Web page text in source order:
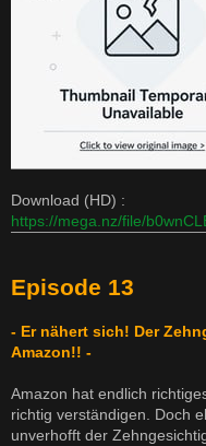
Download (HD) :
https://mega.nz/file/
Episode 13
- Er nähert sich! Der
Amazon!! -
Amazon hat endlich
richtig verständigen. Doch
unverhofft der